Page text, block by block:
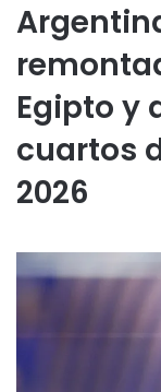
Egipto y
cuartos
2026